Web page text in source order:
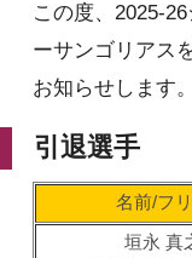
この度、2025-
ーサンゴリアス
お知らせします。
引退選手
名前/フ
垣永 真